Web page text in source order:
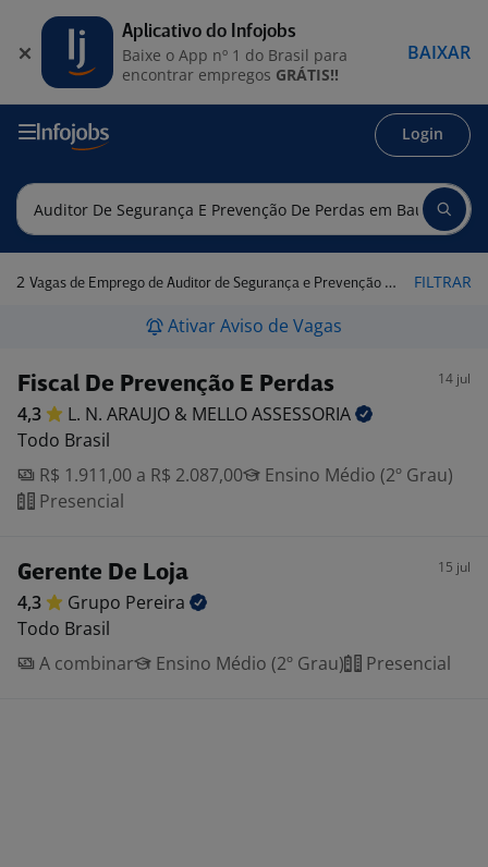
Login
2 Vagas de Emprego de Auditor de Segurança e Prevenção de Perdas em Bauru - SP FILTRAR
Ativar Aviso de Vagas
Fiscal De Prevenção E Perdas 14 jul
4,3 L. N. ARAUJO & MELLOASSESSORIA
Todo Brasil
R$ 1.911,00 a R$ 2.087,00
Ensino Médio (2º Grau)
Presencial
Gerente De Loja 15 jul
4,3 Grupo Pereira
Todo Brasil
A combinar
Ensino Médio (2º Grau) Presencial
Aplicativo do Infojobs
Baixe o App nº 1 do Brasil para
encontrar empregos GRÁTIS!!
BAIXAR